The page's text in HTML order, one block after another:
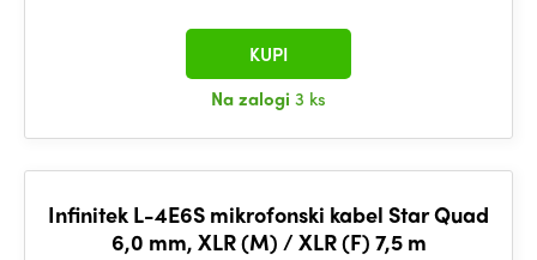
Na zalogi 3 ks
KUPI
Infinitek L-4E6S mikrofonski kabel Star Quad
6,0 mm, XLR (M) / XLR (F) 7,5 m